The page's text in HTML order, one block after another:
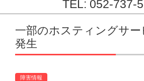
TEL: 052-737-
コンテンツに移動
一部のホスティングサ
発生
障害情報